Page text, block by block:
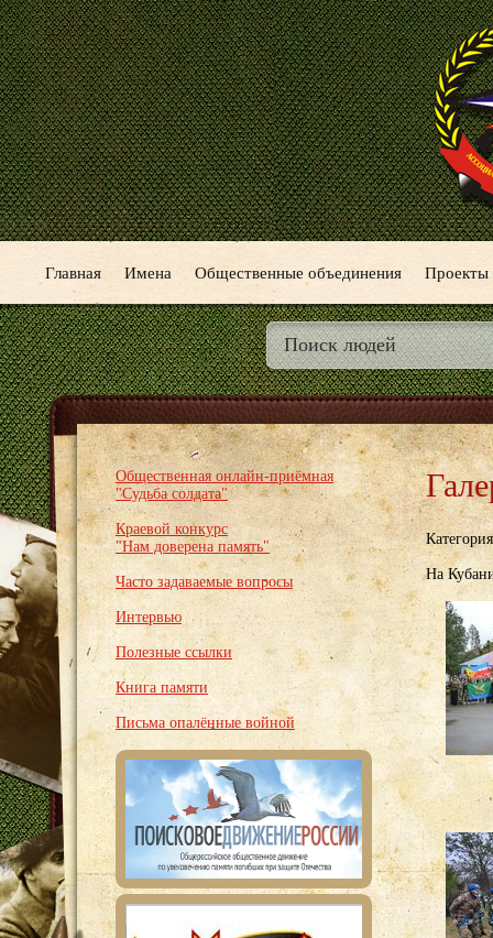
Главная Имена Общественные объединения Проекты
Общественная онлайн-приёмная
"Судьба солдата"
Краевой конкурс
"Нам доверена память"
Часто задаваемые вопросы
Интервью
Полезные ссылки
Книга памяти
Письма опалённые войной
На